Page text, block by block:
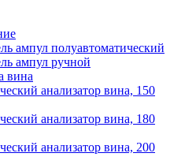
ампул полуавтоматический
ампул ручной
вина
анализатор вина, 150
анализатор вина, 180
анализатор вина, 200